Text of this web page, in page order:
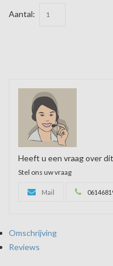
Aantal:
Heeft u een vraag over
Stel ons uw vraag
Mail
Omschrijving
Reviews